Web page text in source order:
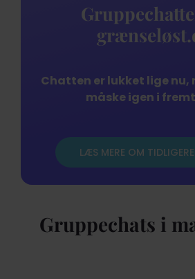
Chatten er lukket lige nu,
måske igen i
LÆS MERE OM
Gruppechats i